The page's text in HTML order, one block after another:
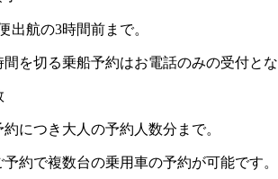
出航の3時間前まで。
間を切る乗船予約はお電話のみの受付とな
約につき大人の予約人数分まで。
予約で複数台の乗用車の予約が可能です。